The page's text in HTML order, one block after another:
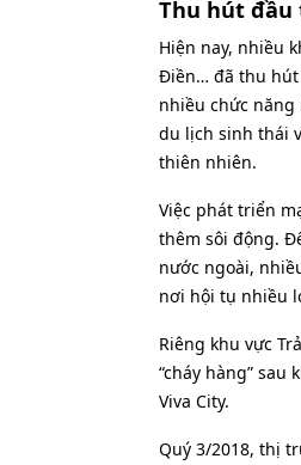
Thu hút
Hiện nay, nhiều
Điền… đã thu hút
nhiều chức năng
du lịch sinh thái
thiên nhiên.
Việc phát triển
thêm sôi động.
nước ngoài,
nơi hội tụ nhiều
Riêng khu vực
“cháy hàng”
Viva City.
Quý 3/2018, thị